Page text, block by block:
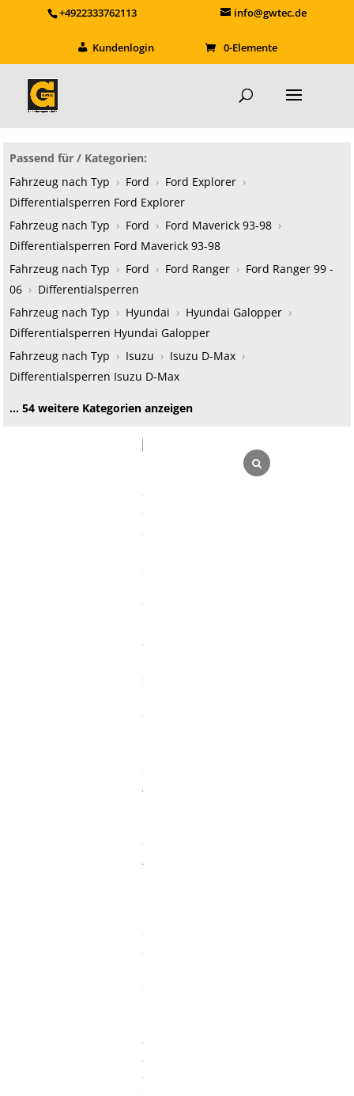
+4922333762113 info@gwtec.de
Kundenlogin 0-Elemente
Passend für / Kategorien:
Fahrzeug nach Typ › Ford › Ford Explorer ›
Differentialsperren Ford Explorer
Fahrzeug nach Typ › Ford › Ford Maverick 93-98 ›
Differentialsperren Ford Maverick 93-98
Fahrzeug nach Typ › Ford › Ford Ranger › Ford Ranger 99 -
06 › Differentialsperren
Fahrzeug nach Typ › Hyundai › Hyundai Galopper ›
Differentialsperren Hyundai Galopper
Fahrzeug nach Typ › Isuzu › Isuzu D-Max ›
Differentialsperren Isuzu D-Max
… 54 weitere Kategorien anzeigen